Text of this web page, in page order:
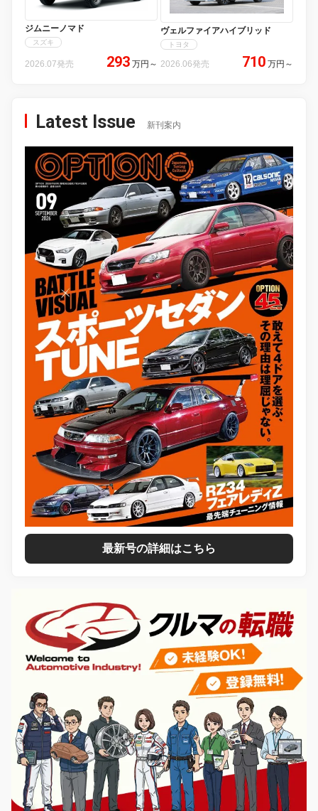
ジムニーノマド
スズキ
2026.07発売 293 万円 ～
ヴェルファイアハイブリッド
トヨタ
2026.06発売 710 万円 ～
Latest Issue 新刊案内
最新号の詳細はこちら